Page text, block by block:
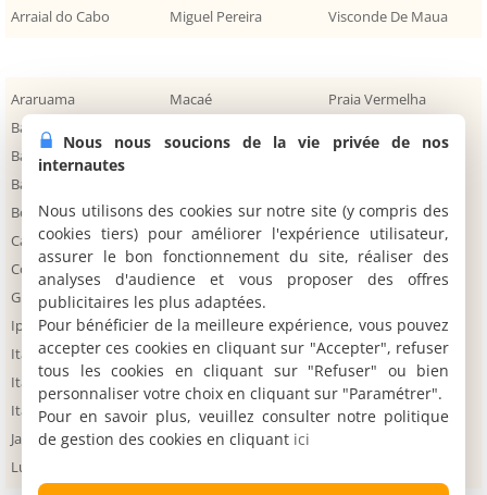
Arraial do Cabo
Miguel Pereira
Visconde De Maua
Araruama
Barra de Guaratiba
Barra do Piraí
Barreira
Bom Sucesso
Casimiro de Abreu
Conservatória
Guapimirim
Ipiabas
Itaipava
Itaipuaçu
Itaperuna
Jaconé
Lumiar
Macaé
Maricá
Mendes
Nova Friburgo
Nova Iguaçu
Parati-Mirim
Paty do Alferes
Pedra de Guaratiba
Penedo
Praia Vermelha
Praia do Bananal
Rio das Ostras
Sana
Saquarema
São Pedro da Aldeia
São Pedro da Serra
Teresópolis
Trindade
Nous nous soucions de la vie privée de nos
internautes
Nous utilisons des cookies sur notre site (y compris des
cookies tiers) pour améliorer l'expérience utilisateur,
assurer le bon fonctionnement du site, réaliser des
analyses d'audience et vous proposer des offres
publicitaires les plus adaptées.
Pour bénéficier de la meilleure expérience, vous pouvez
accepter ces cookies en cliquant sur "Accepter", refuser
tous les cookies en cliquant sur "Refuser" ou bien
personnaliser votre choix en cliquant sur "Paramétrer".
Pour en savoir plus, veuillez consulter notre politique
de gestion des cookies en cliquant ici